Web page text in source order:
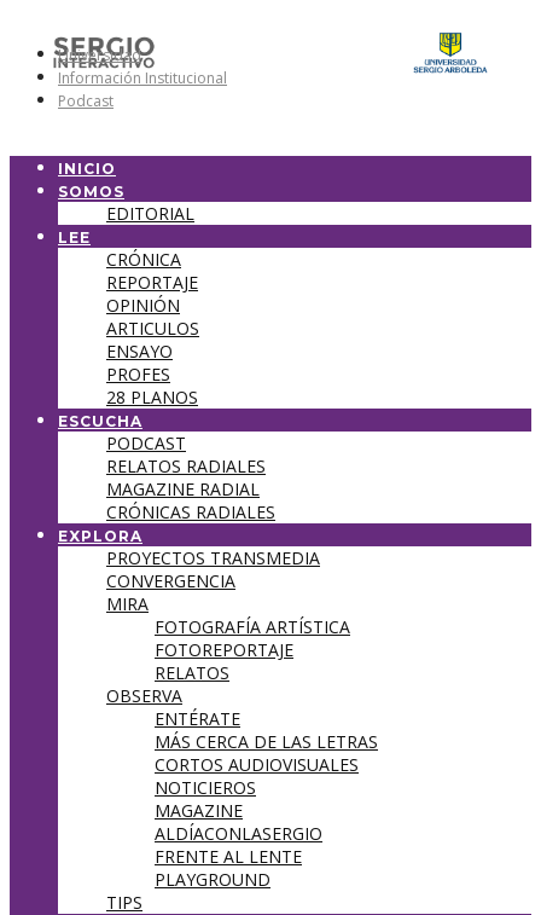
Universidad
Información Institucional
Podcast
INICIO
SOMOS
EDITORIAL
LEE
CRÓNICA
REPORTAJE
OPINIÓN
ARTICULOS
ENSAYO
PROFES
28 PLANOS
ESCUCHA
PODCAST
RELATOS RADIALES
MAGAZINE RADIAL
CRÓNICAS RADIALES
EXPLORA
PROYECTOS TRANSMEDIA
CONVERGENCIA
MIRA
FOTOGRAFÍA ARTÍSTICA
FOTOREPORTAJE
RELATOS
OBSERVA
ENTÉRATE
MÁS CERCA DE LAS LETRAS
CORTOS AUDIOVISUALES
NOTICIEROS
MAGAZINE
ALDÍACONLASERGIO
FRENTE AL LENTE
PLAYGROUND
TIPS